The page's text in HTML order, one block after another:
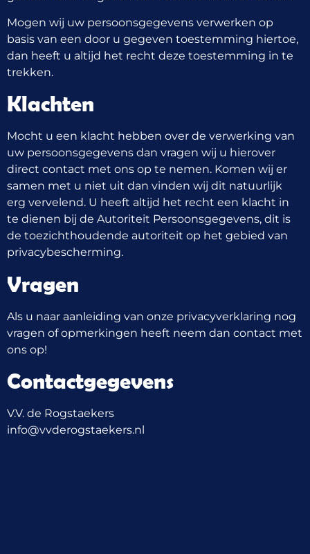
Mogen wij uw persoonsgegevens verwerken op
basis van een door u gegeven toestemming hiertoe,
dan heeft u altijd het recht deze toestemming in te
trekken.
Klachten
Mocht u een klacht hebben over de verwerking van
uw persoonsgegevens dan vragen wij u hierover
direct contact met ons op te nemen. Komen wij er
samen met u niet uit dan vinden wij dit natuurlijk
erg vervelend. U heeft altijd het recht een klacht in
te dienen bij de Autoriteit Persoonsgegevens, dit is
de toezichthoudende autoriteit op het gebied van
privacybescherming.
Vragen
Als u naar aanleiding van onze privacyverklaring nog
vragen of opmerkingen heeft neem dan contact met
ons op!
Contactgegevens
V.V. de Rogstaekers
info@vvderogstaekers.nl